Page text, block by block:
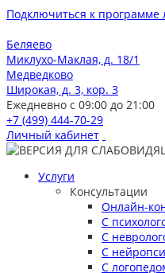
Подключиться к программе
Беляево
Миклухо-Маклая, д. 18/1
Медведково
Широкая, д. 3, кор. 3
Ежедневно с 09:00 до 21:00
+7 (499) 444-70-29
Личный кабинет
Услуги
Консультации
Онлайн-
С
С
С
С